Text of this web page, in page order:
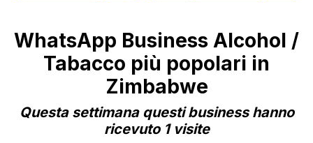
WhatsApp Business Alcohol /
Tabacco più popolari in
Zimbabwe
Questa settimana questi business hanno
ricevuto 1 visite